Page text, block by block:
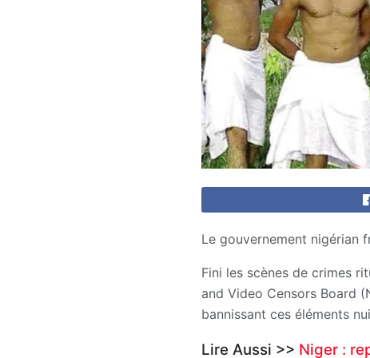
Le gouvernement nigérian
Fini les scènes de crimes
and Video Censors Board
bannissant ces éléments
Lire Aussi >> Niger :